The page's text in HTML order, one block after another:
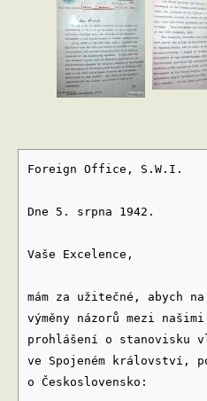
Foreign Office, S.W.I.
Dne 5. srpna 1942.
Vaše Excelence,
mám za užitečné, abych
výměny názorů mezi
prohlášení o stanovisku
ve Spojeném království,
o Československo: